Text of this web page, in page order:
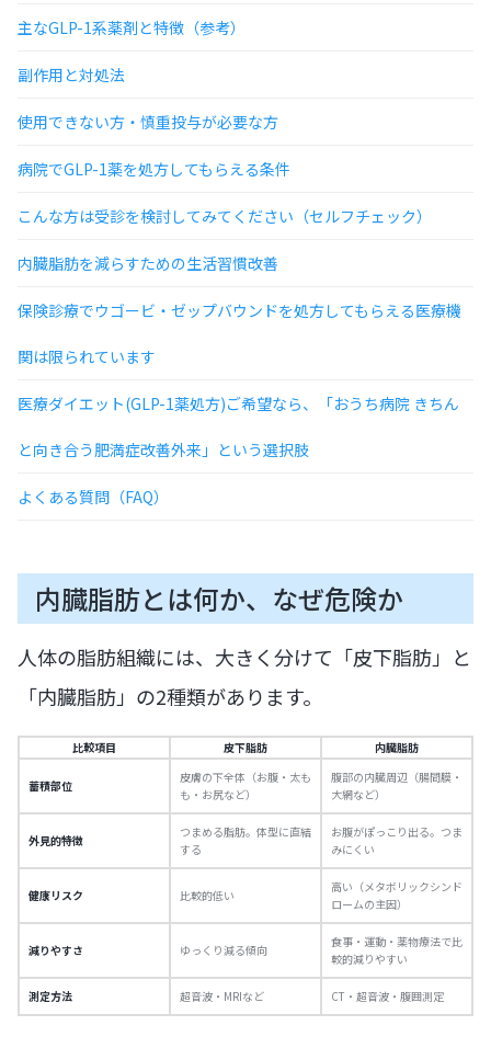
主なGLP-1系薬剤と特徴（参考）
副作用と対処法
使用できない方・慎重投与が必要な方
病院でGLP-1薬を処方してもらえる条件
こんな方は受診を検討してみてください（セルフチェック）
内臓脂肪を減らすための生活習慣改善
保険診療でウゴービ・ゼップバウンドを処方してもらえる医療機
関は限られています
医療ダイエット(GLP-1薬処方)ご希望なら、「おうち病院 きちん
と向き合う肥満症改善外来」という選択肢
よくある質問（FAQ）
内臓脂肪とは何か、なぜ危険か
人体の脂肪組織には、大きく分けて「皮下脂肪」と
「内臓脂肪」の2種類があります。
比較項目 皮下脂肪 内臓脂肪
蓄積部位
皮膚の下全体（お腹・太も
も・お尻など）
腹部の内臓周辺（腸間膜・
大網など）
外見的特徴
つまめる脂肪。体型に直結
する
お腹がぽっこり出る。つま
みにくい
健康リスク 比較的低い
高い（メタボリックシンド
ロームの主因）
減りやすさ ゆっくり減る傾向
食事・運動・薬物療法で比
較的減りやすい
測定方法 超音波・MRIなど CT・超音波・腹囲測定